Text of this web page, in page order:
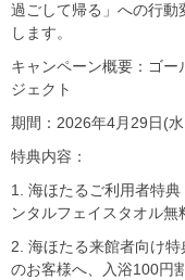
過ごして帰る」への行
します。
キャンペーン概要：ゴー
ジェクト
期間：2026年4月29日(
特典内容：
1. 海ほたるご利用者特
ンタルフェイスタオル無
2. 海ほたる来館者向け
のお客様へ、入浴100円